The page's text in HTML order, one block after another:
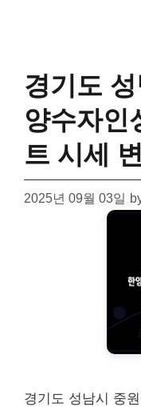
경기도
양수자인
트 시세
2025년 09월 03일
경기도 성남시 중